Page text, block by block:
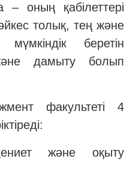
– оның қабілеттері
толық, тең және
беретін
дамыту болып
факультеті 4
және оқыту